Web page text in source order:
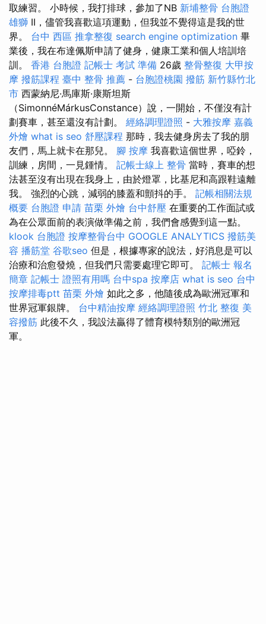
取練習。 小時候，我打排球，參加了NB 新埔整骨 台胞證
雄獅 II，儘管我喜歡這項運動，但我並不覺得這是我的世
界。 台中 西區 推拿整復 search engine optimization 畢
業後，我在布達佩斯申請了健身，健康工業和個人培訓培
訓。 香港 台胞證 記帳士 考試 準備 26歲 整骨整復 大甲按
摩 撥筋課程 臺中 整骨 推薦 - 台胞證桃園 撥筋 新竹縣竹北
市 西蒙納尼·馬庫斯·康斯坦斯
（SimonnéMárkusConstance）說，一開始，不僅沒有計
劃賽車，甚至還沒有計劃。 經絡調理證照 - 大雅按摩 嘉義
外燴 what is seo 舒壓課程 那時，我去健身房去了我的朋
友們，馬上就卡在那兒。 腳 按摩 我喜歡這個世界，啞鈴，
訓練，房間，一見鍾情。 記帳士線上 整骨 當時，賽車的想
法甚至沒有出現在我身上，由於燈罩，比基尼和高跟鞋遠離
我。 強烈的心跳，減弱的膝蓋和顫抖的手。 記帳相關法規
概要 台胞證 申請 苗栗 外燴 台中舒壓 在重要的工作面試或
為在公眾面前的表演做準備之前，我們會感覺到這一點。
klook 台胞證 按摩整骨台中 GOOGLE ANALYTICS 撥筋美
容 播筋堂 谷歌seo 但是，根據專家的說法，好消息是可以
治療和治愈發燒，但我們只需要處理它即可。 記帳士 報名
簡章 記帳士 證照有用嗎 台中spa 按摩店 what is seo 台中
按摩排毒ptt 苗栗 外燴 如此之多，他隨後成為歐洲冠軍和
世界冠軍銀牌。 台中精油按摩 經絡調理證照 竹北 整復 美
容撥筋 此後不久，我設法贏得了體育模特類別的歐洲冠
軍。